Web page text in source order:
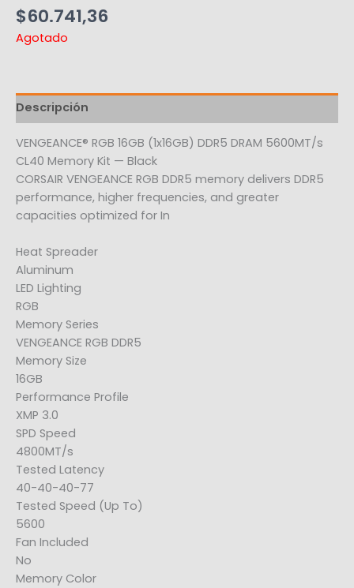
$60.741,36
Agotado
Descripción
VENGEANCE® RGB 16GB (1x16GB) DDR5 DRAM 5600MT/s
CL40 Memory Kit — Black
CORSAIR VENGEANCE RGB DDR5 memory delivers DDR5
performance, higher frequencies, and greater
capacities optimized for In
Heat Spreader
Aluminum
LED Lighting
RGB
Memory Series
VENGEANCE RGB DDR5
Memory Size
16GB
Performance Profile
XMP 3.0
SPD Speed
4800MT/s
Tested Latency
40-40-40-77
Tested Speed (Up To)
5600
Fan Included
No
Memory Color